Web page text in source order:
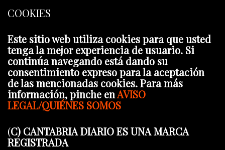
COOKIES
Este sitio web utiliza cookies para que usted
tenga la mejor experiencia de usuario. Si
continúa navegando está dando su
consentimiento expreso para la aceptación
de las mencionadas cookies. Para más
información, pinche enAVISO
LEGAL/QUIÉNES SOMOS
(C) CANTABRIA DIARIO ES UNA MARCA
REGISTRADA